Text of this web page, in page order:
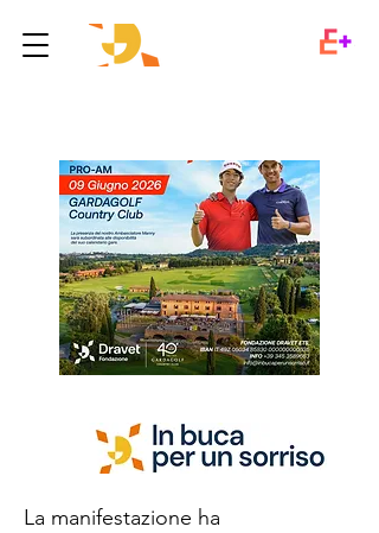
La manifestazione ha